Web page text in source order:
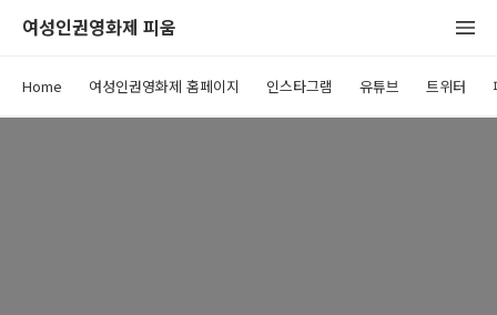
여성인권영화제 피움
Home 여성인권영화제 홈페이지 인스타그램 유튜브 트위터